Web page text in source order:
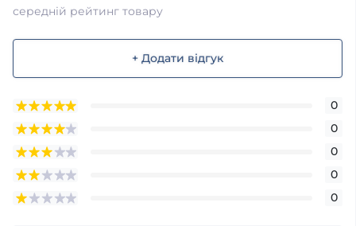
середній рейтинг товару
+ Додати відгук
0
0
0
0
0